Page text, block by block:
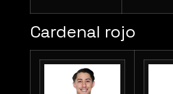
Cardenal rojo